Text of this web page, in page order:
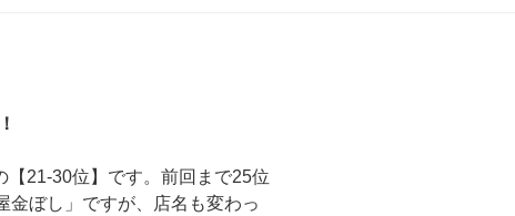
21-30位】です。前回まで25位
金ぼし」ですが、店名も変わっ